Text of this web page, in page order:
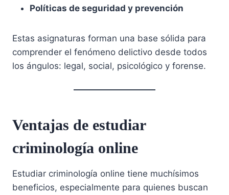
Políticas de seguridad y prevención
Estas asignaturas forman una base sólida para
comprender el fenómeno delictivo desde todos
los ángulos: legal, social, psicológico y forense.
Ventajas de estudiar
criminología online
Estudiar criminología online tiene muchísimos
beneficios, especialmente para quienes buscan